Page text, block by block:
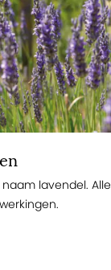
lavendel. Alle